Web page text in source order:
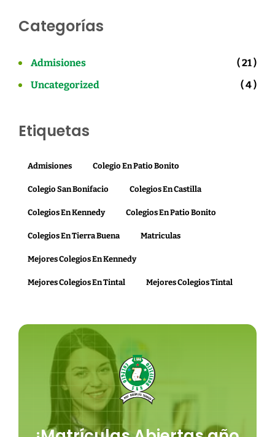
Categorías
Admisiones
( 21 )
Uncategorized
( 4 )
Etiquetas
Admisiones Colegio En Patio Bonito
Colegio San Bonifacio Colegios En Castilla
Colegios En Kennedy Colegios En Patio Bonito
Colegios En Tierra Buena Matriculas
Mejores Colegios En Kennedy
Mejores Colegios En Tintal Mejores Colegios Tintal